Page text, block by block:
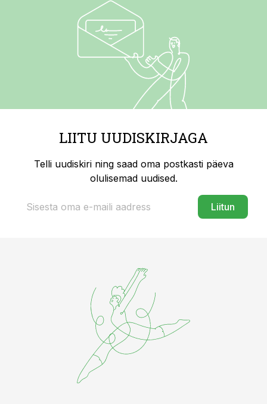
LIITU UUDISKIRJAGA
Telli uudiskiri ning saad oma postkasti päeva
olulisemad uudised.
Liitun